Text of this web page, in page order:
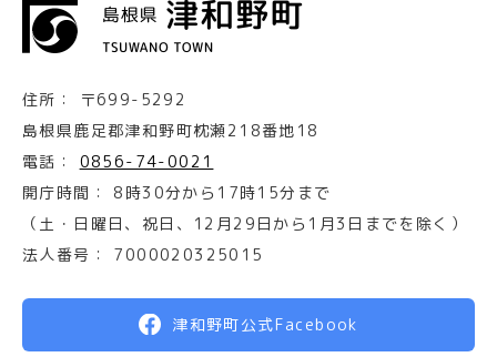
住所：
〒699-5292
島根県鹿足郡津和野町枕瀬218番地18
電話：
0856-74-0021
開庁時間：
8時30分から17時15分まで
（土・日曜日、祝日、12月29日から1月3日までを除く）
法人番号：
7000020325015
津和野町公式Facebook